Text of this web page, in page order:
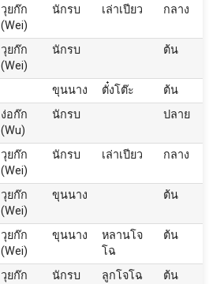
วุยก๊ก
(Wei)
นักรบ เล่าเปียว กลาง
วุยก๊ก
(Wei)
นักรบ ต้น
ขุนนาง ตั๋งโต๊ะ
ต้น
ง่อก๊ก
(Wu)
นักรบ ปลาย
วุยก๊ก
(Wei)
นักรบ เล่าเปียว กลาง
วุยก๊ก
(Wei)
ขุนนาง ต้น
วุยก๊ก
(Wei)
ขุนนาง
หลานโจ
โฉ
ต้น
วุยก๊ก
นักรบ ลูกโจโฉ ต้น